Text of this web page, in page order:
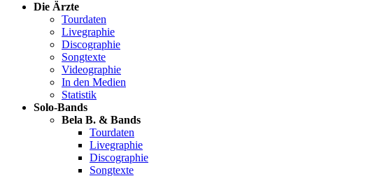
Die Ärzte
Tourdaten
Livegraphie
Discographie
Songtexte
Videographie
In den Medien
Statistik
Solo-Bands
Bela B. & Bands
Tourdaten
Livegraphie
Discographie
Songtexte